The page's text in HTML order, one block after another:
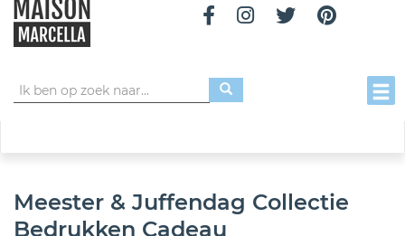
Meester & Juffendag Collectie
Bedrukken Cadeau